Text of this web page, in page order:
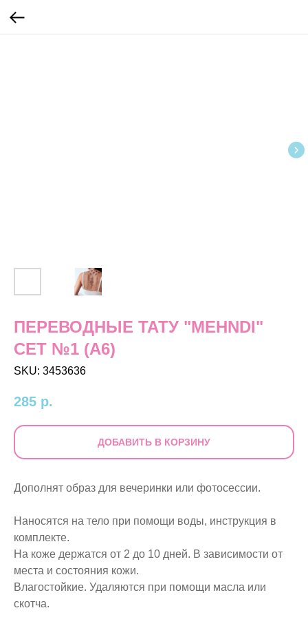
ПЕРЕВОДНЫЕ ТАТУ "MEHNDI"
СЕТ №1 (A6)
SKU: 3453636
285 р.
ДОБАВИТЬ В КОРЗИНУ
Дополнят образ для вечеринки или фотосессии.
Наносятся на тело при помощи воды, инструкция в
комплекте.
На коже держатся от 2 до 10 дней. В зависимости от
места и состояния кожи.
Влагостойкие. Удаляются при помощи масла или
скотча.